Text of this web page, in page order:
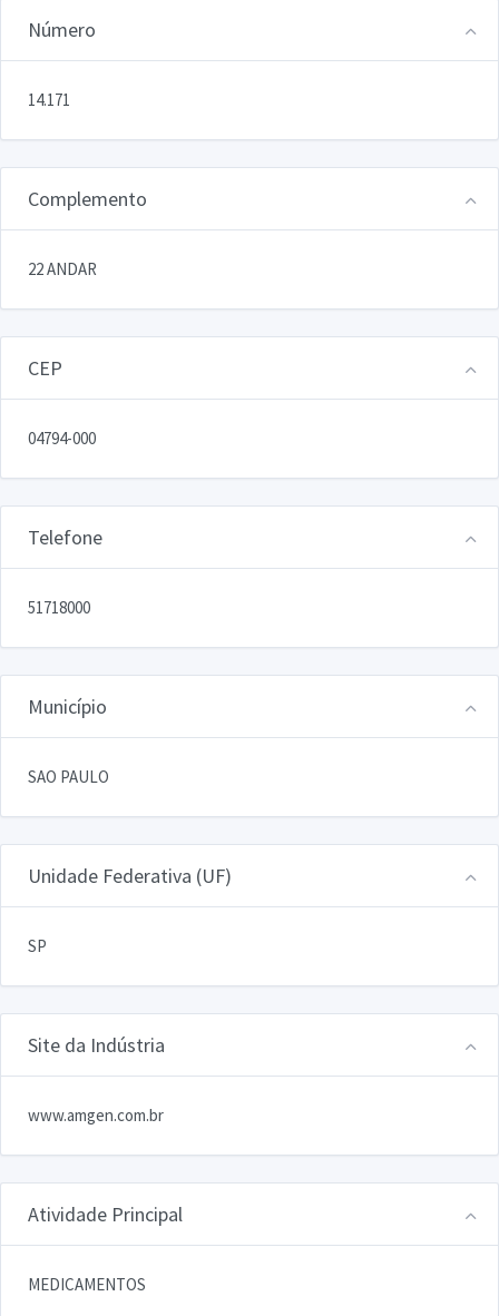
Número
14.171
Complemento
22 ANDAR
CEP
04794-000
Telefone
51718000
Município
SAO PAULO
Unidade Federativa (UF)
SP
Site da Indústria
www.amgen.com.br
Atividade Principal
MEDICAMENTOS